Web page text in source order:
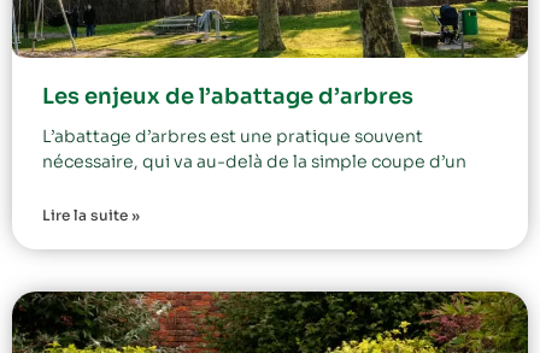
Les enjeux de l’abattage d’arbres
L’abattage d’arbres est une pratique souvent
nécessaire, qui va au-delà de la simple coupe d’un
Lire la suite »